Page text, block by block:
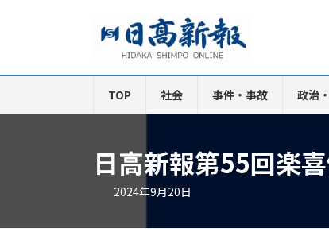
TOP 社会 事件・事故 政治
日高新報第55回楽
2024年9月20日